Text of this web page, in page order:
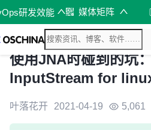
研发效能 媒体矩阵
使用JNA时碰到的坑
InputStream for
叶落花开 2021-04-19 5,061